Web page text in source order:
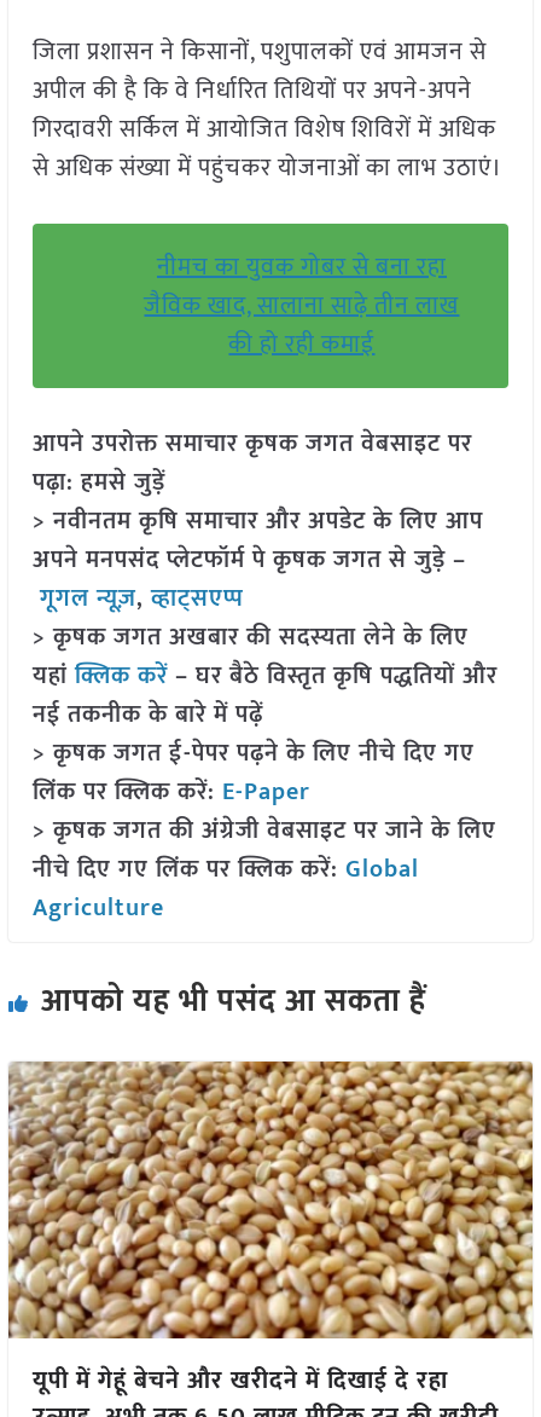
जिला प्रशासन ने किसानों, पशुपालकों एवं आमजन से
अपील की है कि वे निर्धारित तिथियों पर अपने-अपने
गिरदावरी सर्किल में आयोजित विशेष शिविरों में अधिक
से अधिक संख्या में पहुंचकर योजनाओं का लाभ उठाएं।
नीमच का युवक गोबर से बना रहा
जैविक खाद, सालाना साढ़े तीन लाख
की हो रही कमाई
आपने उपरोक्त समाचार कृषक जगत वेबसाइट पर
पढ़ा: हमसे जुड़ें
> नवीनतम कृषि समाचार और अपडेट के लिए आप
अपने मनपसंद प्लेटफॉर्म पे कृषक जगत से जुड़े –
गूगल न्यूज़,व्हाट्सएप्प
> कृषक जगत अखबार की सदस्यता लेने के लिए
यहांक्लिक करें– घर बैठे विस्तृत कृषि पद्धतियों और
नई तकनीक के बारे में पढ़ें
> कृषक जगत ई-पेपर पढ़ने के लिए नीचे दिए गए
लिंक पर क्लिक करें: E-Paper
> कृषक जगत की अंग्रेजी वेबसाइट पर जाने के लिए
नीचे दिए गए लिंक पर क्लिक करें: Global
Agriculture
आपको यह भी पसंद आ सकता हैं
यूपी में गेहूं बेचने और खरीदने में दिखाई दे रहा